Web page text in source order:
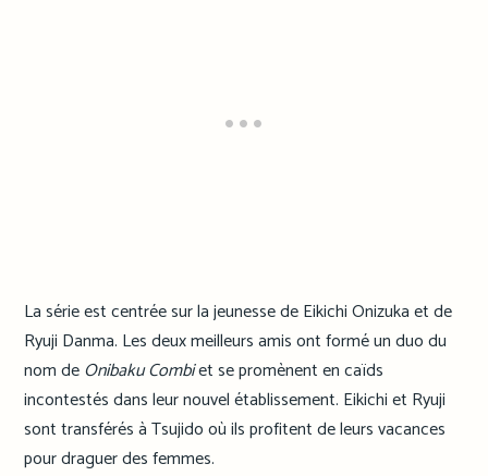
La série est centrée sur la jeunesse de Eikichi Onizuka et de
Ryuji Danma. Les deux meilleurs amis ont formé un duo du
nom deOnibaku Combiet se promènent en caïds
incontestés dans leur nouvel établissement. Eikichi et Ryuji
sont transférés à Tsujido où ils profitent de leurs vacances
pour draguer des femmes.